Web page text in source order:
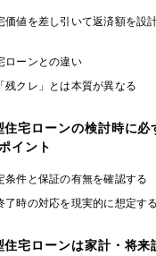
価値を差し引いて返済額を設
ローンとの違い
残クレ」とは本質が異なる
住宅ローンの検討時に必
イント
条件と保証の有無を確認する
了時の対応を現実的に想定する
住宅ローンは家計・将来